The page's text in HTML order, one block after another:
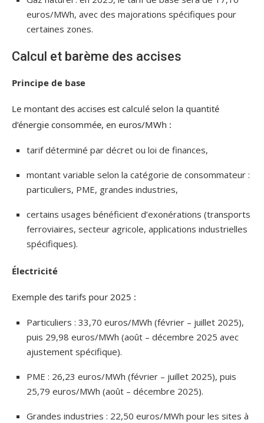
euros/MWh, avec des majorations spécifiques pour
certaines zones.
Calcul et barème des accises
Principe de base
Le montant des accises est calculé selon la quantité
d’énergie consommée, en euros/MWh :
tarif déterminé par décret ou loi de finances,
montant variable selon la catégorie de consommateur :
particuliers, PME, grandes industries,
certains usages bénéficient d’exonérations (transports
ferroviaires, secteur agricole, applications industrielles
spécifiques).
Électricité
Exemple des tarifs pour 2025 :
Particuliers : 33,70 euros/MWh (février – juillet 2025),
puis 29,98 euros/MWh (août – décembre 2025 avec
ajustement spécifique).
PME : 26,23 euros/MWh (février – juillet 2025), puis
25,79 euros/MWh (août – décembre 2025).
Grandes industries : 22,50 euros/MWh pour les sites à